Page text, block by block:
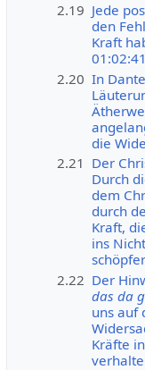
2.19 Jede
den
Kraft
01:02:41
2.20 In
die
2.21 Der
Durch
dem
durch
Kraft,
ins
2.22 Der
das da
uns auf
Kräfte